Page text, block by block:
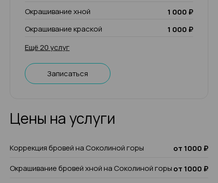
Окрашивание хной
1 000 ₽
Окрашивание краской
1 000 ₽
Ещё 20 услуг
Записаться
Цены на услуги
Коррекция бровей на Соколиной горы
от 1000 ₽
Окрашивание бровей хной на Соколиной горыот 1000 ₽